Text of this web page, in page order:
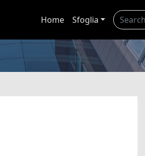
Home Sfoglia